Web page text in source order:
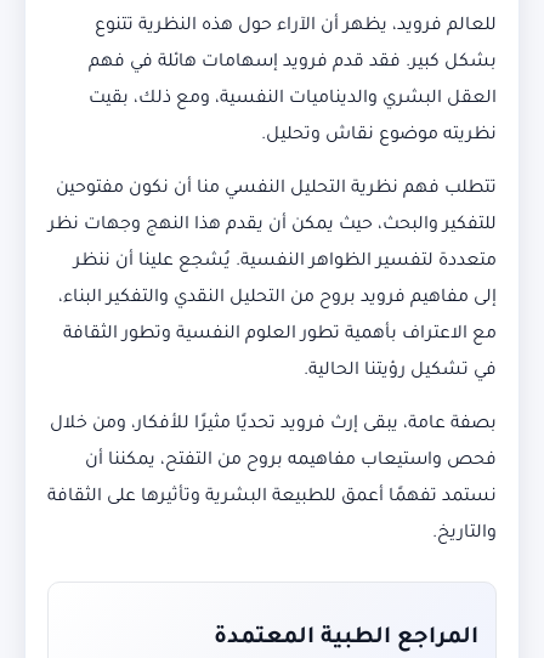
للعالم فرويد، يظهر أن الآراء حول هذه النظرية تتنوع
بشكل كبير. فقد قدم فرويد إسهامات هائلة في فهم
العقل البشري والديناميات النفسية، ومع ذلك، بقيت
نظريته موضوع نقاش وتحليل.
تتطلب فهم نظرية التحليل النفسي منا أن نكون مفتوحين
للتفكير والبحث، حيث يمكن أن يقدم هذا النهج وجهات نظر
متعددة لتفسير الظواهر النفسية. يُشجع علينا أن ننظر
إلى مفاهيم فرويد بروح من التحليل النقدي والتفكير البناء،
مع الاعتراف بأهمية تطور العلوم النفسية وتطور الثقافة
في تشكيل رؤيتنا الحالية.
بصفة عامة، يبقى إرث فرويد تحديًا مثيرًا للأفكار، ومن خلال
فحص واستيعاب مفاهيمه بروح من التفتح، يمكننا أن
نستمد تفهمًا أعمق للطبيعة البشرية وتأثيرها على الثقافة
والتاريخ.
المراجع الطبية المعتمدة